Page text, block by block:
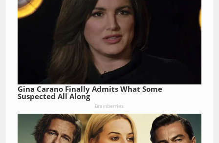
Gina Carano Finally Admits What Some
Suspected All Along
Brainberries